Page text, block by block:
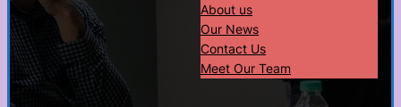
About us
Our News
Contact Us
Meet Our Team